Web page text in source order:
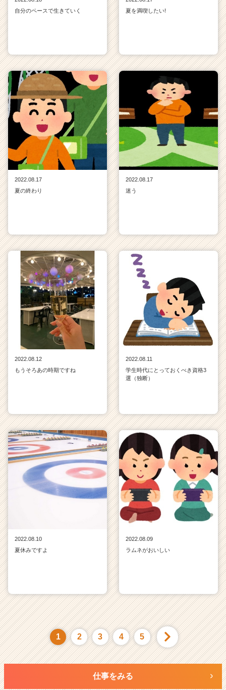
自分のペースで生きていく
夏を満喫したい!
2022.08.17
夏の終わり
2022.08.17
迷う
2022.08.12
もうそろあの時期ですね
2022.08.11
学生時代にとっておくべき資格3
選（独断）
2022.08.10
夏休みですよ
2022.08.09
ラムネがおいしい
1 2 3 4 5
仕事をみる